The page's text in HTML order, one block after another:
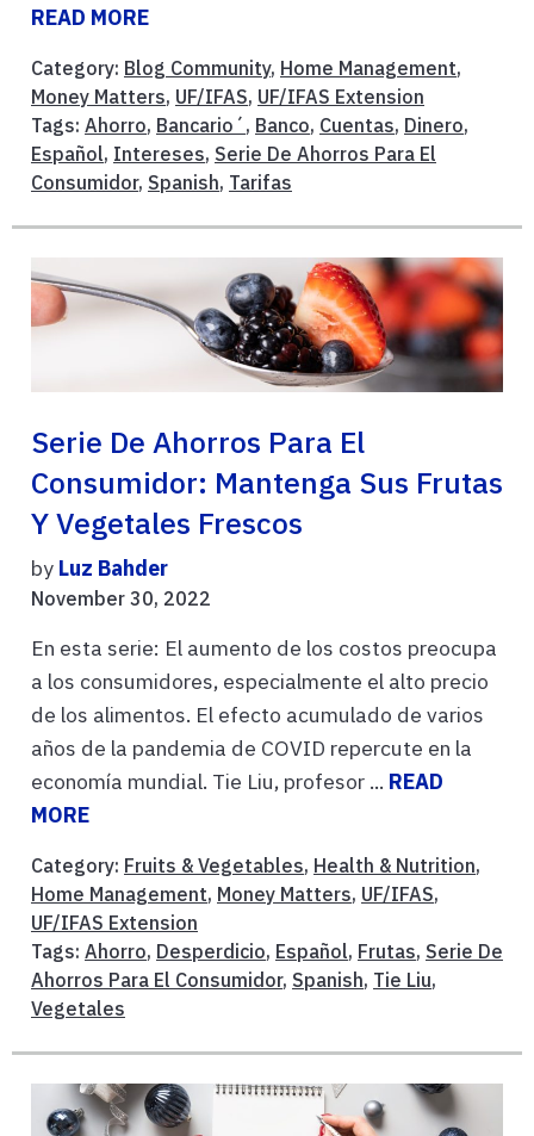
READ MORE
Category: Blog Community, Home Management,
Money Matters, UF/IFAS, UF/IFAS Extension
Tags: Ahorro, Bancario´ , Banco, Cuentas, Dinero,
Español, Intereses, Serie De Ahorros Para El
Consumidor, Spanish, Tarifas
Serie De Ahorros Para El
Consumidor: Mantenga Sus Frutas
Y Vegetales Frescos
by Luz Bahder
November 30, 2022
En esta serie: El aumento de los costos preocupa
a los consumidores, especialmente el alto precio
de los alimentos. El efecto acumulado de varios
años de la pandemia de COVID repercute en la
economía mundial. Tie Liu, profesor ... READ
MORE
Category: Fruits & Vegetables, Health & Nutrition,
Home Management, Money Matters, UF/IFAS,
UF/IFAS Extension
Tags: Ahorro, Desperdicio, Español, Frutas, Serie De
Ahorros Para El Consumidor, Spanish, Tie Liu,
Vegetales